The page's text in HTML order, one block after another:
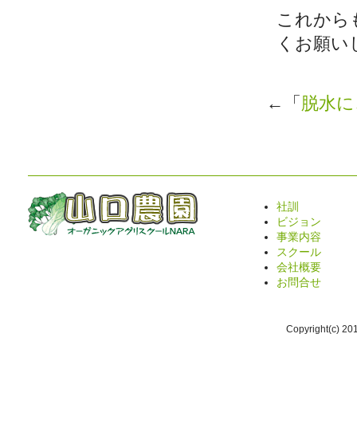
これから
くお願い
←「 脱水
社訓
ビジョン
事業内容
スクール
会社概要
お問合せ
Copyright(c)